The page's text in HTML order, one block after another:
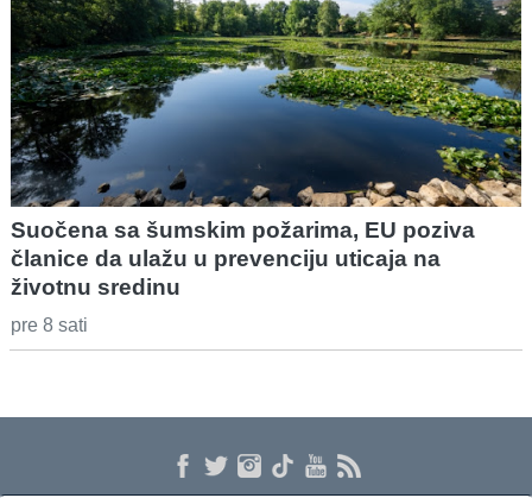
Suočena sa šumskim požarima, EU poziva
članice da ulažu u prevenciju uticaja na
životnu sredinu
pre 8 sati